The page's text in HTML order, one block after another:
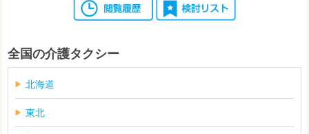
全国の介護タクシー
北海道
東北